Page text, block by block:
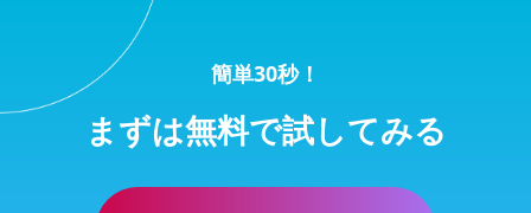
簡単30秒！
まずは無料で試してみる